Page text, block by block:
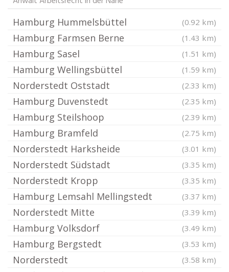
Hamburg Hummelsbüttel (0.92 km)
Hamburg Farmsen Berne (1.43 km)
Hamburg Sasel (1.51 km)
Hamburg Wellingsbüttel (1.59 km)
Norderstedt Oststadt (2.33 km)
Hamburg Duvenstedt (2.35 km)
Hamburg Steilshoop (2.39 km)
Hamburg Bramfeld (2.75 km)
Norderstedt Harksheide (3.01 km)
Norderstedt Südstadt (3.35 km)
Norderstedt Kropp (3.35 km)
Hamburg Lemsahl Mellingstedt (3.37 km)
Norderstedt Mitte (3.39 km)
Hamburg Volksdorf (3.49 km)
Hamburg Bergstedt (3.53 km)
Norderstedt (3.58 km)